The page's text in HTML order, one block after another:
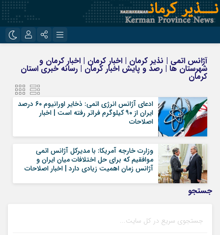
روبیکا
ایتا
مرا به خاطر بسپار
آژانس اتمی | نذیر کرمان | اخبار کرمان | اخبار کرمان و
شهرستان ها | رصد و پایش اخبار کرمان | رسانه خبری استان
کرمان
ادعای آژانس انرژی اتمی: ذخایر اورانیوم ۶۰ درصد
ایران از ۹۰ کیلوگرم فراتر رفته است | اخبار
اصلاحات
وزارت خارجه آمریکا: با مدیرکل آژانس اتمی
موافقیم که برای حل اختلافات میان ایران و
آژانس زمان اهمیت زیادی دارد | اخبار اصلاحات
جستجو